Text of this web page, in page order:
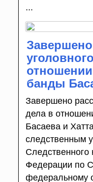
...
банды
Завершено
дела в
Басаева и
следственным
Следственного
Федерации по
федеральному